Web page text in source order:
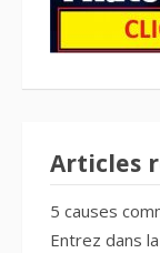
Articles
5 causes
Entrez dans